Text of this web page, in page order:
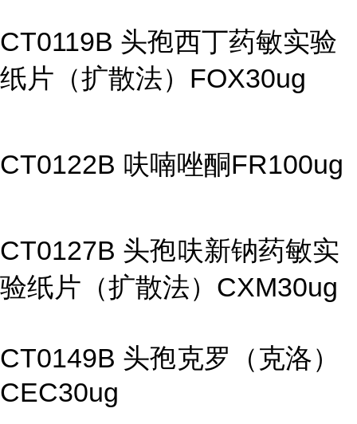
CT0119B 头孢西丁药敏实验
纸片（扩散法）FOX30ug
CT0122B 呋喃唑酮FR100ug
CT0127B 头孢呋新钠药敏实
验纸片（扩散法）CXM30ug
CT0149B 头孢克罗（克洛）
CEC30ug